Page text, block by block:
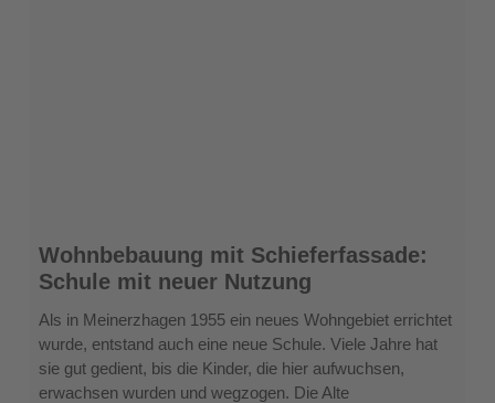
Wohnbebauung
mit
Schieferfassade:
Schule
neuer
Nutzung
Wohnbebauung mit Schieferfassade:
Schule mit neuer Nutzung
Als in Meinerzhagen 1955 ein neues Wohngebiet errichtet
wurde, entstand auch eine neue Schule. Viele Jahre hat
sie gut gedient, bis die Kinder, die hier aufwuchsen,
erwachsen wurden und wegzogen. Die Alte